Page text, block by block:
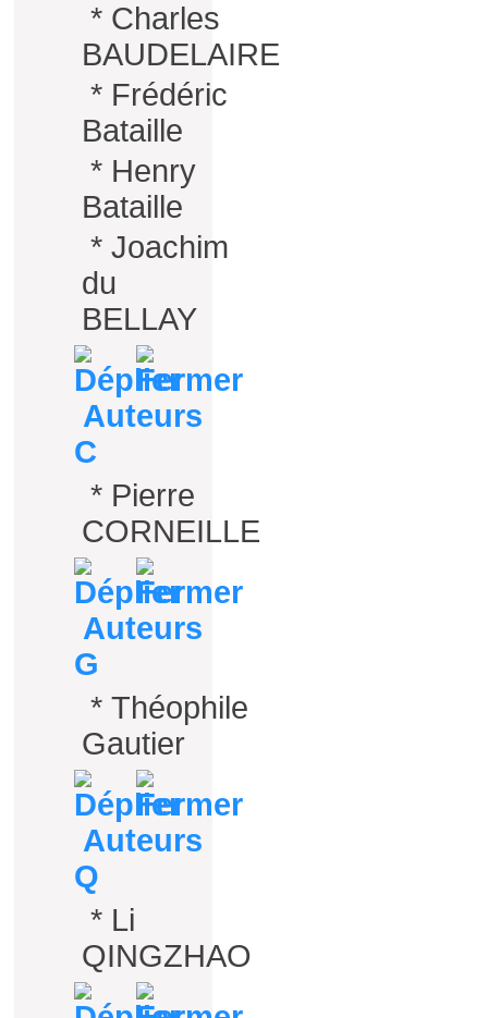
* Charles
BAUDELAIRE
* Frédéric
Bataille
* Henry
Bataille
* Joachim
du
BELLAY
Auteurs
C
* Pierre
CORNEILLE
Auteurs
G
* Théophile
Gautier
Auteurs
Q
* Li
QINGZHAO